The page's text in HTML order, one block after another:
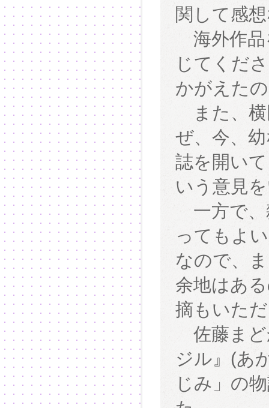
関して感
海外作品
じてくだ
かがえた
また、横
ぜ、今、
誌を開い
いう意見
一方で、
ってもよ
なので、
余地はあ
摘もいた
佐藤まど
ジル』(あ
じみ」の